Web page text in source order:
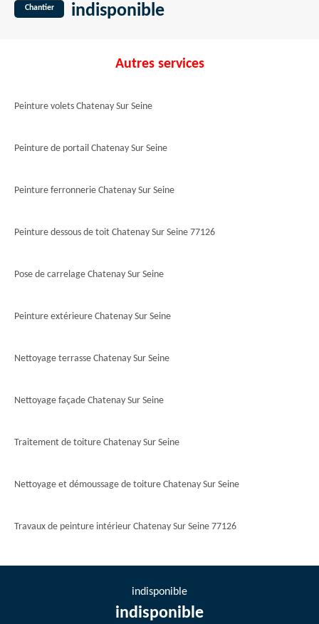
Chantier indisponible
Autres services
Peinture volets Chatenay Sur Seine
Peinture de portail Chatenay Sur Seine
Peinture ferronnerie Chatenay Sur Seine
Peinture dessous de toit Chatenay Sur Seine 77126
Pose de carrelage Chatenay Sur Seine
Peinture extérieure Chatenay Sur Seine
Nettoyage terrasse Chatenay Sur Seine
Nettoyage façade Chatenay Sur Seine
Traitement de toiture Chatenay Sur Seine
Nettoyage et démoussage de toiture Chatenay Sur Seine
Travaux de peinture intérieur Chatenay Sur Seine 77126
indisponible
indisponible